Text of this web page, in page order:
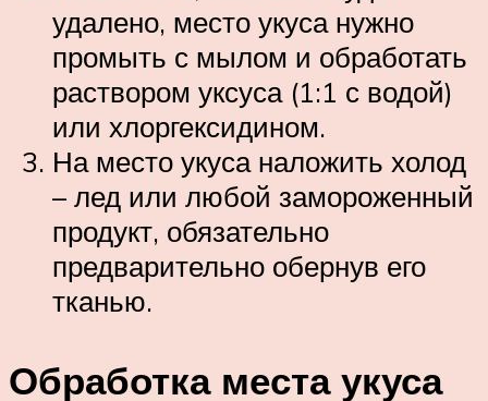
удалено, место укуса нужно
промыть с мылом и обработать
раствором уксуса (1:1 с водой)
или хлоргексидином.
На место укуса наложить холод
– лед или любой замороженный
продукт, обязательно
предварительно обернув его
тканью.
Обработка места укуса